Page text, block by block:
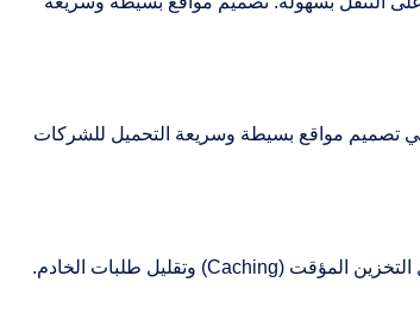
تصميم مواقع بسيطة وسريعة التحميل للشركات
السرعة هي الملك في عالم المواقع الإلكترونية. لضمان سرعة تحميل الموقع يجب اختيار استضافة قوية، تحسين الكود البرمجي، واستخدام تقنيات حديثة مثل التخزين المؤقت (Caching) وتقليل طلبات الخادم.